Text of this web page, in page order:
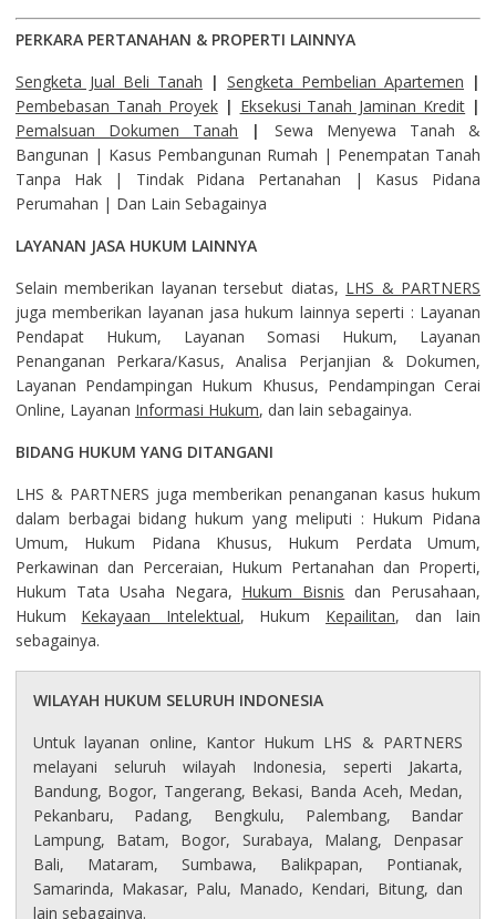
PERKARA PERTANAHAN & PROPERTI LAINNYA
Sengketa Jual Beli Tanah | Sengketa Pembelian Apartemen |
Pembebasan Tanah Proyek | Eksekusi Tanah Jaminan Kredit |
Pemalsuan Dokumen Tanah | Sewa Menyewa Tanah &
Bangunan | Kasus Pembangunan Rumah | Penempatan Tanah
Tanpa Hak | Tindak Pidana Pertanahan | Kasus Pidana
Perumahan | Dan Lain Sebagainya
LAYANAN JASA HUKUM LAINNYA
Selain memberikan layanan tersebut diatas, LHS & PARTNERS
juga memberikan layanan jasa hukum lainnya seperti : Layanan
Pendapat Hukum, Layanan Somasi Hukum, Layanan
Penanganan Perkara/Kasus, Analisa Perjanjian & Dokumen,
Layanan Pendampingan Hukum Khusus, Pendampingan Cerai
Online, Layanan Informasi Hukum, dan lain sebagainya.
BIDANG HUKUM YANG DITANGANI
LHS & PARTNERS juga memberikan penanganan kasus hukum
dalam berbagai bidang hukum yang meliputi : Hukum Pidana
Umum, Hukum Pidana Khusus, Hukum Perdata Umum,
Perkawinan dan Perceraian, Hukum Pertanahan dan Properti,
Hukum Tata Usaha Negara, Hukum Bisnis dan Perusahaan,
Hukum Kekayaan Intelektual, Hukum Kepailitan, dan lain
sebagainya.
WILAYAH HUKUM SELURUH INDONESIA
Untuk layanan online, Kantor Hukum LHS & PARTNERS
melayani seluruh wilayah Indonesia, seperti Jakarta,
Bandung, Bogor, Tangerang, Bekasi, Banda Aceh, Medan,
Pekanbaru, Padang, Bengkulu, Palembang, Bandar
Lampung, Batam, Bogor, Surabaya, Malang, Denpasar
Bali, Mataram, Sumbawa, Balikpapan, Pontianak,
Samarinda, Makasar, Palu, Manado, Kendari, Bitung, dan
lain sebagainya.